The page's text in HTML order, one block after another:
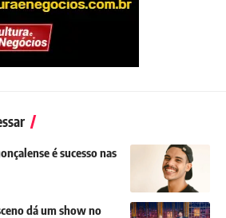
é sucesso nas
dá um show no